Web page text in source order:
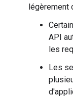
légèrement
API
les
Les